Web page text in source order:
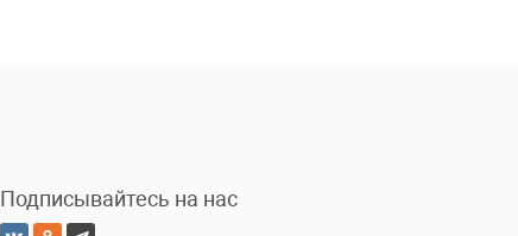
Подписывайтесь на нас